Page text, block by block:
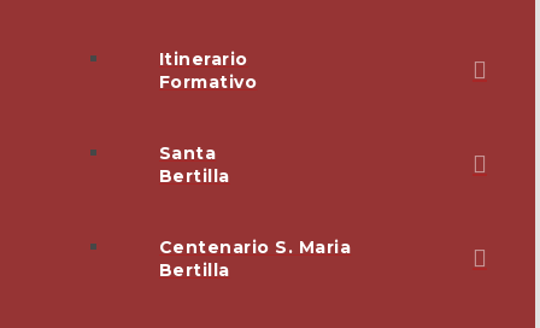
Itinerario
Formativo
Santa
Bertilla
Centenario S. Maria
Bertilla